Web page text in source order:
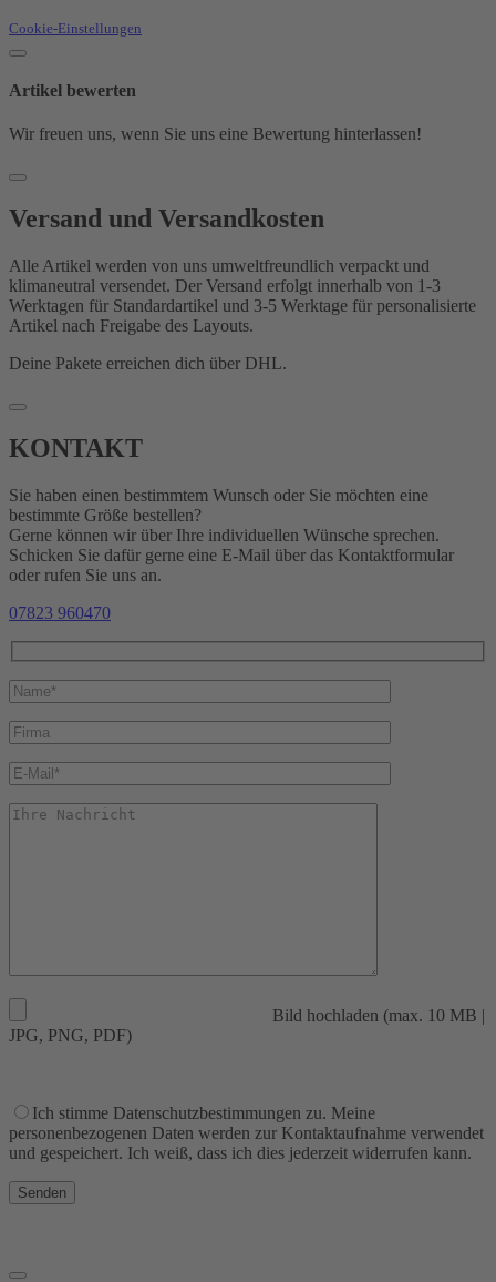
Cookie-Einstellungen
Artikel bewerten
Wir freuen uns, wenn Sie uns eine Bewertung hinterlassen!
Versand und Versandkosten
Alle Artikel werden von uns umweltfreundlich verpackt und
klimaneutral versendet. Der Versand erfolgt innerhalb von 1-3
Werktagen für Standardartikel und 3-5 Werktage für personalisierte
Artikel nach Freigabe des Layouts.
Deine Pakete erreichen dich über DHL.
KONTAKT
Sie haben einen bestimmtem Wunsch oder Sie möchten eine
bestimmte Größe bestellen?
Gerne können wir über Ihre individuellen Wünsche sprechen.
Schicken Sie dafür gerne eine E-Mail über das Kontaktformular
oder rufen Sie uns an.
07823 960470
Bild hochladen (max. 10 MB |
JPG, PNG, PDF)
Ich stimme Datenschutzbestimmungen zu. Meine
personenbezogenen Daten werden zur Kontaktaufnahme verwendet
und gespeichert. Ich weiß, dass ich dies jederzeit widerrufen kann.
Senden